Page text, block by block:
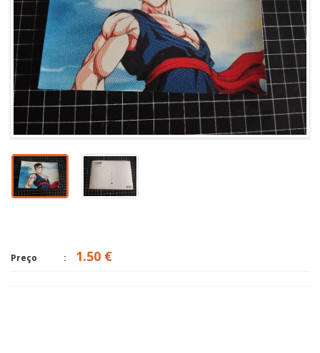
Preço 1.50 €